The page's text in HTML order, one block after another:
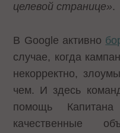
целевой странице».
В Google активно
случае, когда
некорректно,
чем. И здесь
помощь Капитана
качественные